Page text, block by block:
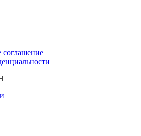
соглашение